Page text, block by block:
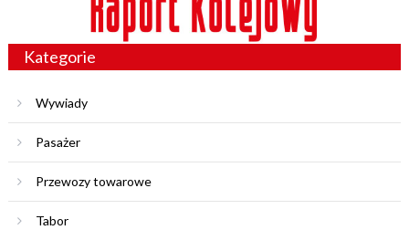
Kategorie
Wywiady
Pasażer
Przewozy towarowe
Tabor